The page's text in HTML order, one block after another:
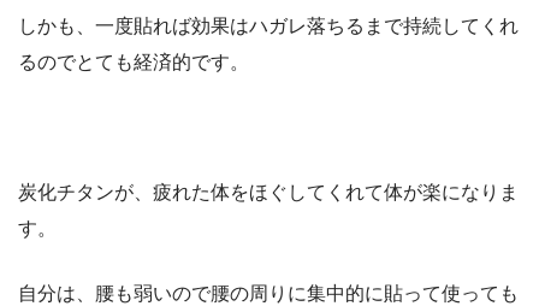
しかも、一度貼れば効果はハガレ落ちるまで持続してくれ
るのでとても経済的です。
炭化チタンが、疲れた体をほぐしてくれて体が楽になりま
す。
自分は、腰も弱いので腰の周りに集中的に貼って使っても